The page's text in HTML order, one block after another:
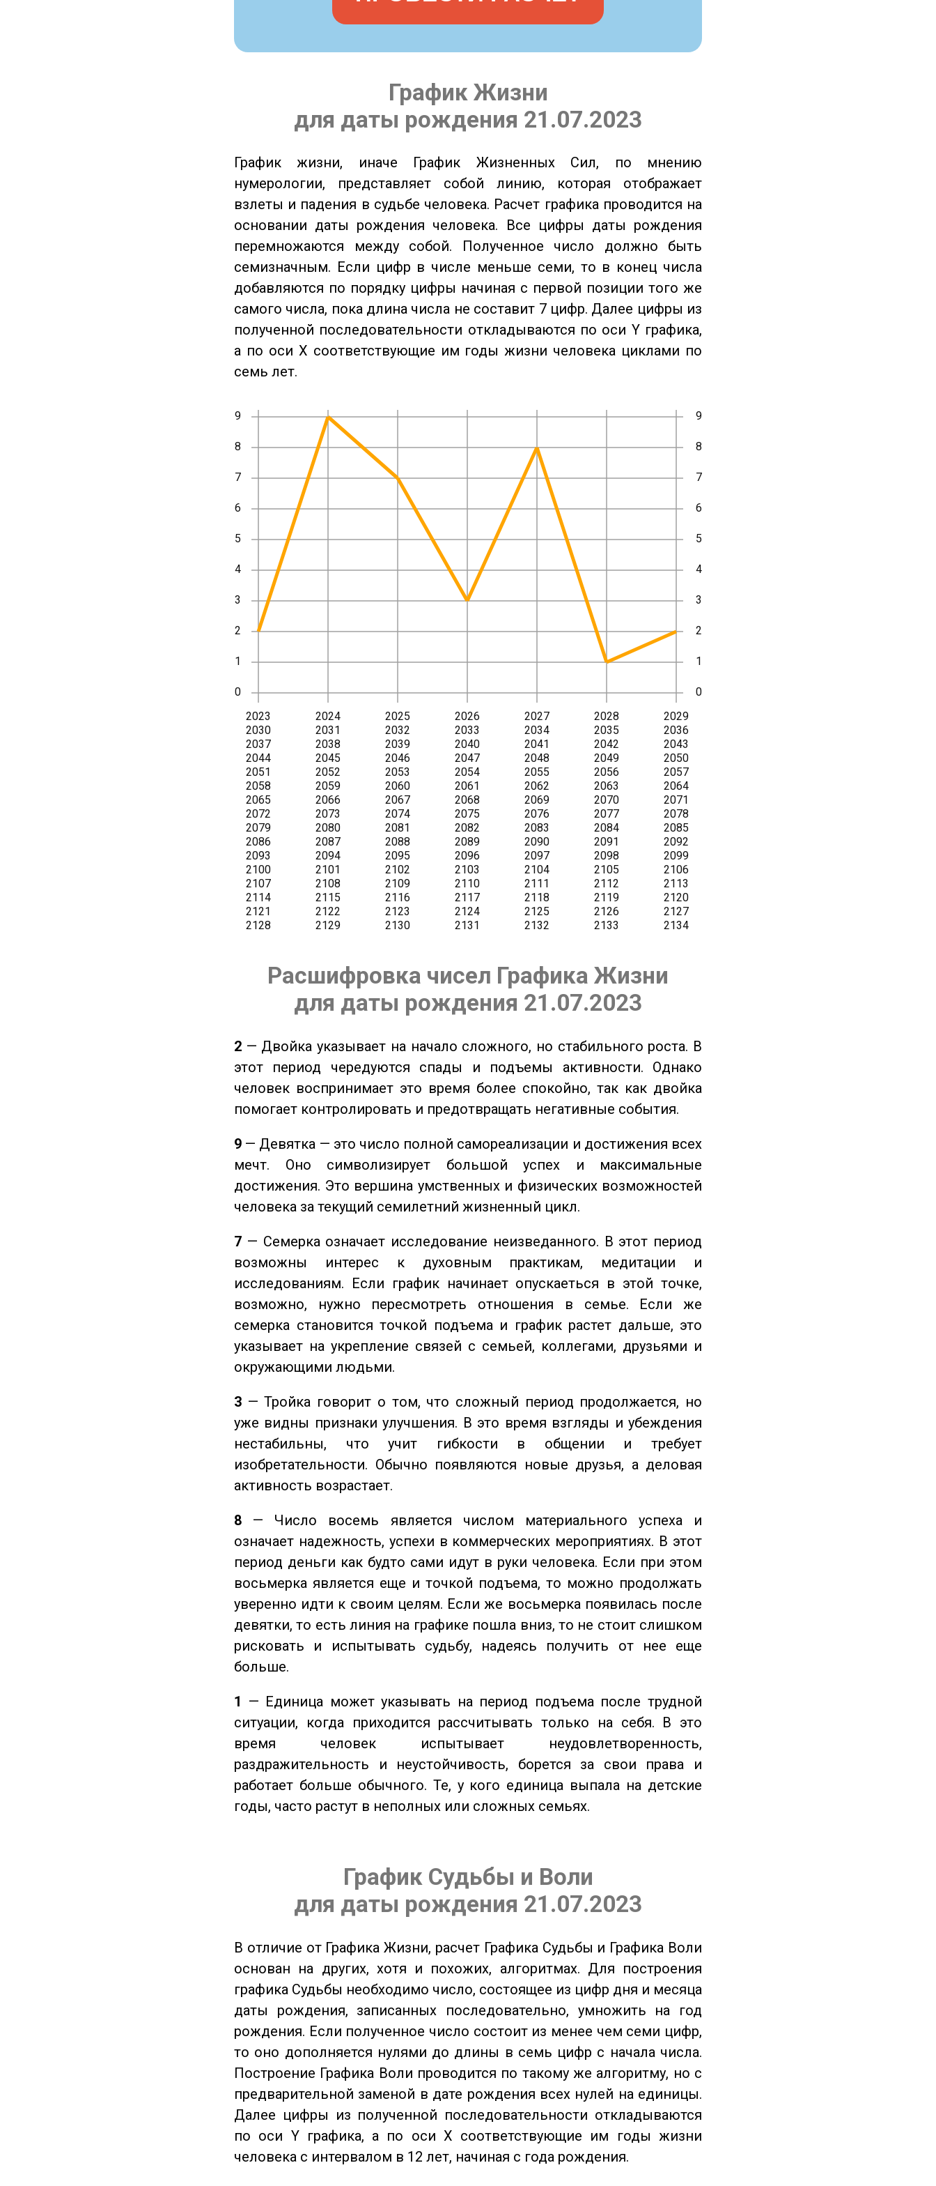
График Жизни
для даты рождения 21.07.2023
График жизни, иначе График Жизненных Сил, по мнению
нумерологии, представляет собой линию, которая отображает
взлеты и падения в судьбе человека. Расчет графика проводится на
основании даты рождения человека. Все цифры даты рождения
перемножаются между собой. Полученное число должно быть
семизначным. Если цифр в числе меньше семи, то в конец числа
добавляются по порядку цифры начиная с первой позиции того же
самого числа, пока длина числа не составит 7 цифр. Далее цифры из
полученной последовательности откладываются по оси Y графика,
а по оси X соответствующие им годы жизни человека циклами по
семь лет.
Расшифровка чисел Графика Жизни
для даты рождения 21.07.2023
2 — Двойка указывает на начало сложного, но стабильного роста. В
этот период чередуются спады и подъемы активности. Однако
человек воспринимает это время более спокойно, так как двойка
помогает контролировать и предотвращать негативные события.
9 — Девятка — это число полной самореализации и достижения всех
мечт. Оно символизирует большой успех и максимальные
достижения. Это вершина умственных и физических возможностей
человека за текущий семилетний жизненный цикл.
7 — Семерка означает исследование неизведанного. В этот период
возможны интерес к духовным практикам, медитации и
исследованиям. Если график начинает опускаеться в этой точке,
возможно, нужно пересмотреть отношения в семье. Если же
семерка становится точкой подъема и график растет дальше, это
указывает на укрепление связей с семьей, коллегами, друзьями и
окружающими людьми.
3 — Тройка говорит о том, что сложный период продолжается, но
уже видны признаки улучшения. В это время взгляды и убеждения
нестабильны, что учит гибкости в общении и требует
изобретательности. Обычно появляются новые друзья, а деловая
активность возрастает.
8 — Число восемь является числом материального успеха и
означает надежность, успехи в коммерческих мероприятиях. В этот
период деньги как будто сами идут в руки человека. Если при этом
восьмерка является еще и точкой подъема, то можно продолжать
уверенно идти к своим целям. Если же восьмерка появилась после
девятки, то есть линия на графике пошла вниз, то не стоит слишком
рисковать и испытывать судьбу, надеясь получить от нее еще
больше.
1 — Единица может указывать на период подъема после трудной
ситуации, когда приходится рассчитывать только на себя. В это
время человек испытывает неудовлетворенность,
раздражительность и неустойчивость, борется за свои права и
работает больше обычного. Те, у кого единица выпала на детские
годы, часто растут в неполных или сложных семьях.
График Судьбы и Воли
для даты рождения 21.07.2023
В отличие от Графика Жизни, расчет Графика Судьбы и Графика Воли
основан на других, хотя и похожих, алгоритмах. Для построения
графика Судьбы необходимо число, состоящее из цифр дня и месяца
даты рождения, записанных последовательно, умножить на год
рождения. Если полученное число состоит из менее чем семи цифр,
то оно дополняется нулями до длины в семь цифр с начала числа.
Построение Графика Воли проводится по такому же алгоритму, но с
предварительной заменой в дате рождения всех нулей на единицы.
Далее цифры из полученной последовательности откладываются
по оси Y графика, а по оси X соответствующие им годы жизни
человека с интервалом в 12 лет, начиная с года рождения.